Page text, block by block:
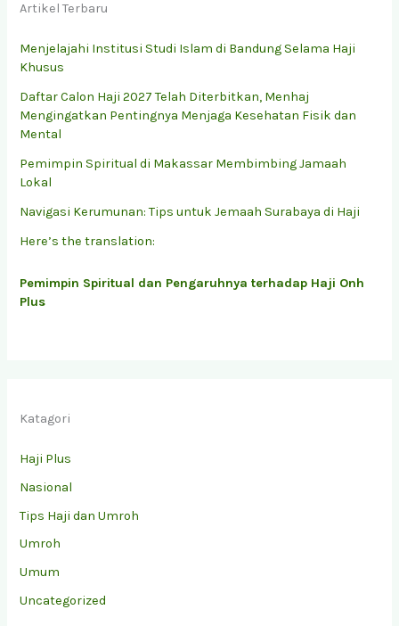
Artikel Terbaru
Menjelajahi Institusi Studi Islam di Bandung Selama Haji
Khusus
Daftar Calon Haji 2027 Telah Diterbitkan, Menhaj
Mengingatkan Pentingnya Menjaga Kesehatan Fisik dan
Mental
Pemimpin Spiritual di Makassar Membimbing Jamaah
Lokal
Navigasi Kerumunan: Tips untuk Jemaah Surabaya di Haji
Here’s the translation:
Pemimpin Spiritual dan Pengaruhnya terhadap Haji Onh
Plus
Katagori
Haji Plus
Nasional
Tips Haji dan Umroh
Umroh
Umum
Uncategorized